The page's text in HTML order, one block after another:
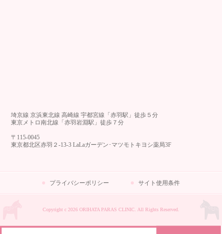
埼京線 京浜東北線 高崎線 宇都宮線「赤羽駅」徒歩５分
東京メトロ南北線「赤羽岩淵駅」徒歩７分
〒115-0045
東京都北区赤羽２-13-3 LaLaガーデン･マツモトキヨシ薬局3F
プライバシーポリシー サイト使用条件
Copyright c 2026 ORIHATA PARAS CLINIC. All Rights Reserved.